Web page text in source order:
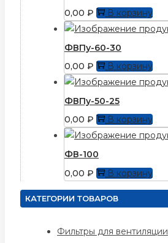
0,00 ₽ В корзину
ФВПу-60-30
0,00 ₽ В корзину
ФВПу-50-25
0,00 ₽ В корзину
ФВ-100
0,00 ₽ В корзину
КАТЕГОРИИ ТОВАРОВ
Фильтры для вентиляции